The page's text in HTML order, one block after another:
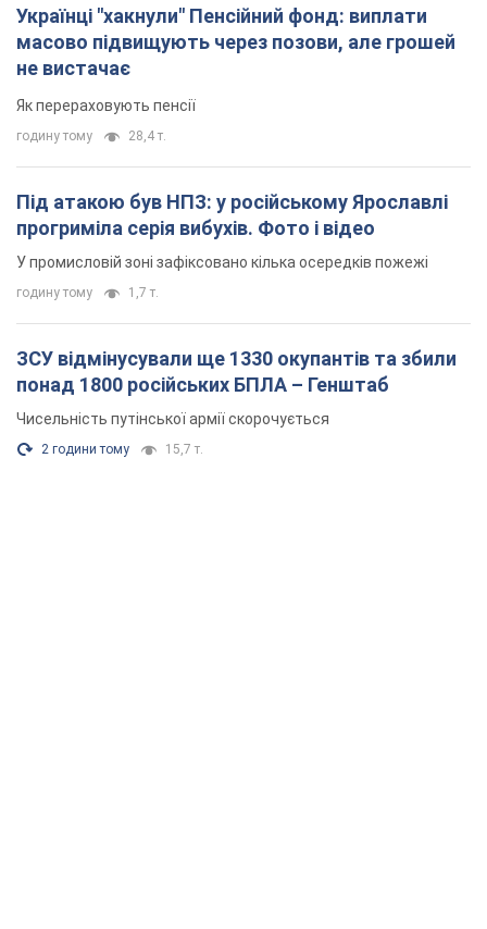
Українці "хакнули" Пенсійний фонд: виплати
масово підвищують через позови, але грошей
не вистачає
Як перераховують пенсії
годину тому 28,4 т.
Під атакою був НПЗ: у російському Ярославлі
прогриміла серія вибухів. Фото і відео
У промисловій зоні зафіксовано кілька осередків пожежі
годину тому 1,7 т.
ЗСУ відмінусували ще 1330 окупантів та збили
понад 1800 російських БПЛА – Генштаб
Чисельність путінської армії скорочується
2 години тому 15,7 т.